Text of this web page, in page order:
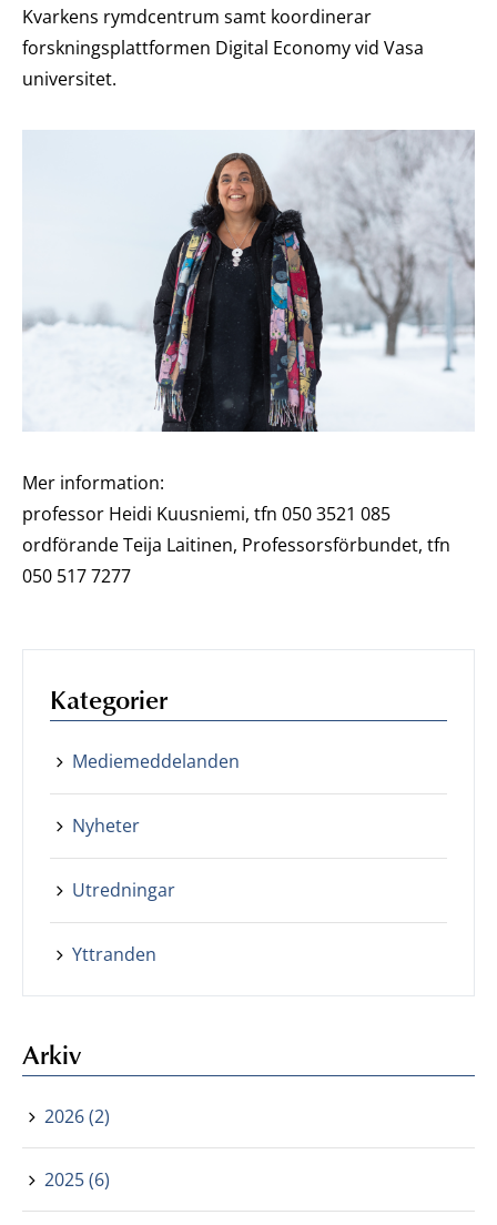
Kvarkens rymdcentrum samt koordinerar
forskningsplattformen Digital Economy vid Vasa
universitet.
Mer information:
professor Heidi Kuusniemi, tfn 050 3521 085
ordförande Teija Laitinen, Professorsförbundet, tfn
050 517 7277
Kategorier
Mediemeddelanden
Nyheter
Utredningar
Yttranden
Arkiv
2026 (2)
2025 (6)